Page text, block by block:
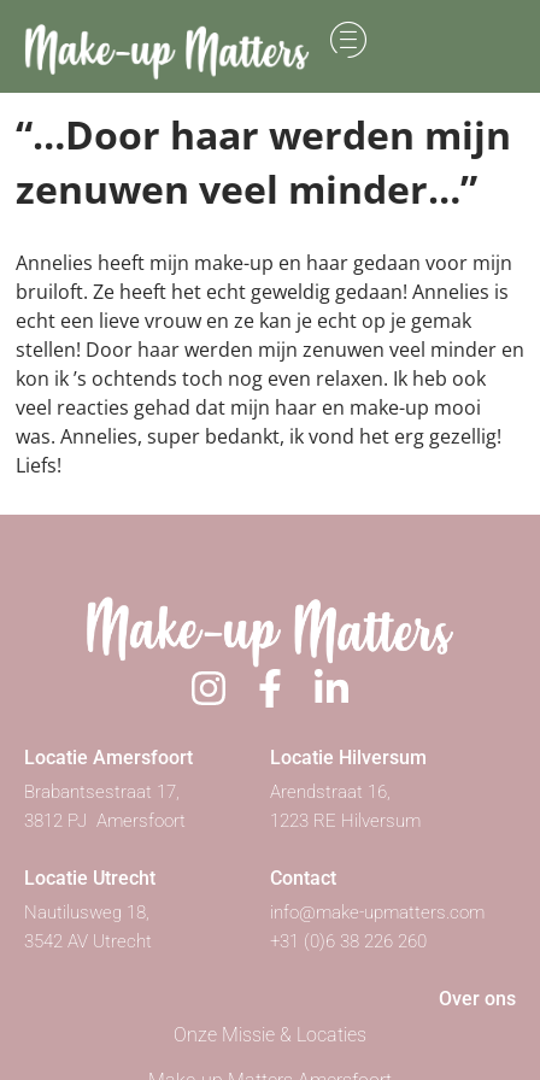
“…Door haar werden mijn
zenuwen veel minder…”
Annelies heeft mijn make-up en haar gedaan voor mijn
bruiloft. Ze heeft het echt geweldig gedaan! Annelies is
echt een lieve vrouw en ze kan je echt op je gemak
stellen! Door haar werden mijn zenuwen veel minder en
kon ik ’s ochtends toch nog even relaxen. Ik heb ook
veel reacties gehad dat mijn haar en make-up mooi
was. Annelies, super bedankt, ik vond het erg gezellig!
Liefs!
Locatie Amersfoort
Brabantsestraat 17,
3812 PJ Amersfoort
Locatie Hilversum
Arendstraat 16,
1223 RE Hilversum
Locatie Utrecht
Nautilusweg 18,
3542 AV Utrecht
Contact
info@make-upmatters.com
+31 (0)6 38 226 260
Over ons
Onze Missie & Locaties